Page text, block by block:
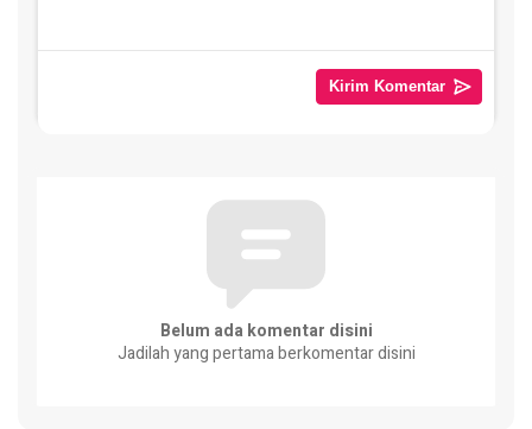
Belum ada komentar disini
Jadilah yang pertama berkomentar disini